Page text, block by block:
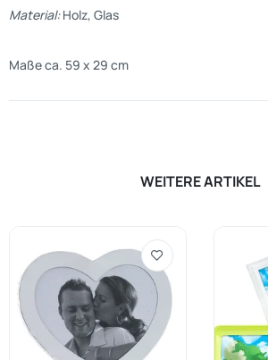
Material:Holz, Glas
Maße ca. 59 x 29 cm
WEITERE ARTIKEL